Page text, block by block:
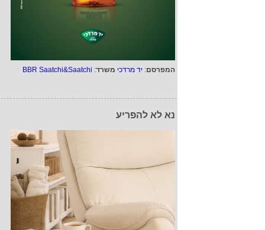
המפרסם: יד מרדכי משרד:
BBR Saatchi&Saatchi
נא לא להפריע